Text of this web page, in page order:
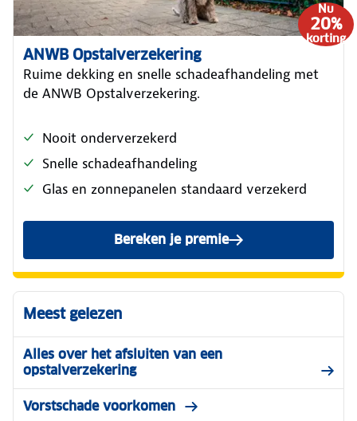
Nu
20%
korting
ANWB Opstalverzekering
Ruime dekking en snelle schadeafhandeling met
de ANWB Opstalverzekering.
Nooit onderverzekerd
Snelle schadeafhandeling
Glas en zonnepanelen standaard verzekerd
Bereken je premie
van de ANWB
Meest gelezen
Alles over het afsluiten van een
opstalverzekering
Vorstschade voorkomen